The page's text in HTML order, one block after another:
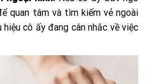
quan tâm và tìm kiếm vẻ ngoài
cô ấy đang cân nhắc về việc